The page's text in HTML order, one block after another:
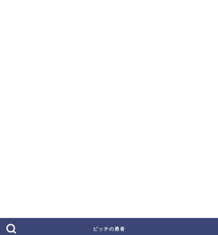
ピッチの勇者